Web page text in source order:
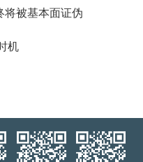
将被基本面证伪
机